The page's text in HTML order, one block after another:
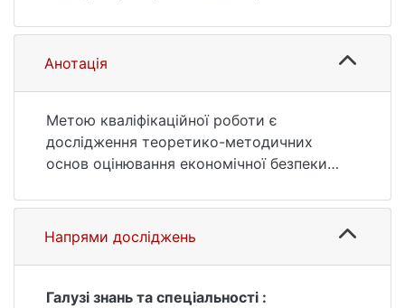
84 с. URL:
https://ir.library.knu.ua/handle/123456789/60
08 (дата звернення: 25.07.2026).
Анотація
Метою кваліфікаційної роботи є
дослідження теоретико-методичних
основ оцінювання економічної безпеки
вдосконалення системи економічної
безпеки підприємства.
Предметом дослідження є сукупність
аспектів оцінювання економічної безпеки
Напрями досліджень
Галузі знань та спеціальності :